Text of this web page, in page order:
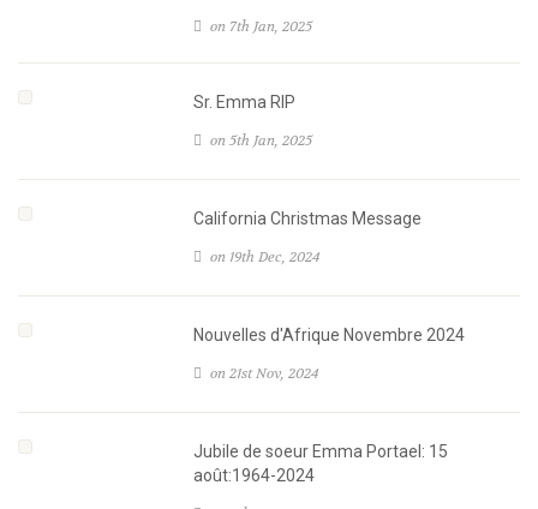
on 7th Jan, 2025
Sr. Emma RIP
on 5th Jan, 2025
California Christmas Message
on 19th Dec, 2024
Nouvelles d'Afrique Novembre 2024
on 21st Nov, 2024
Jubile de soeur Emma Portael: 15
août:1964-2024